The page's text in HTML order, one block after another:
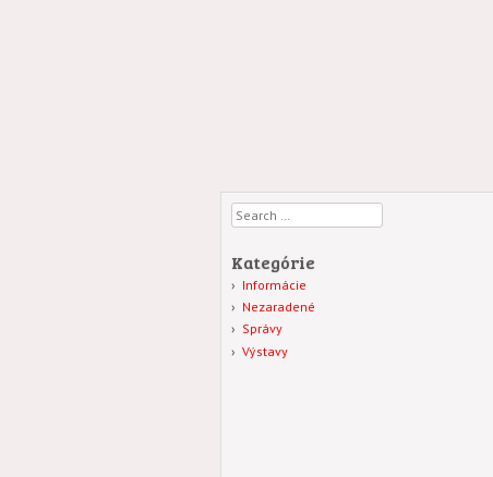
Search
Kategórie
Informácie
Nezaradené
Správy
Výstavy